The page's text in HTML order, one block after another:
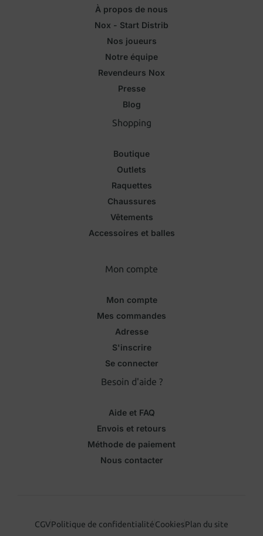
À propos de nous
Nox - Start Distrib
Nos joueurs
Notre équipe
Revendeurs Nox
Presse
Blog
Shopping
Boutique
Outlets
Raquettes
Chaussures
Vêtements
Accessoires et balles
Mon compte
Mon compte
Mes commandes
Adresse
S'inscrire
Se connecter
Besoin d'aide ?
Aide et FAQ
Envois et retours
Méthode de paiement
Nous contacter
CGVPolitique de confidentialitéCookiesPlan du site